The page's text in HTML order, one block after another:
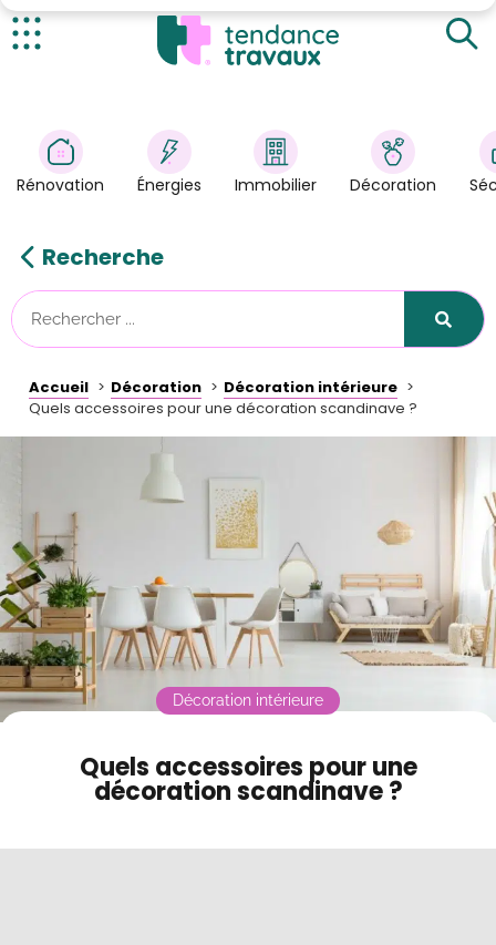
Énergies
Immobilier
Astuces/DIY
Tendance Travaux
Kit partenaire
Contact
Mode sombre
Rénovation Énergies Immobilier Décoration
Recherche
Accueil Décoration
Décoration intérieure
Quels accessoires pour une décoration scandinave ?
​Les décorations murales pour créer une
atmosphère scandinave
Quels accessoires pour une
décoration scandinave ?
Décoration intérieure